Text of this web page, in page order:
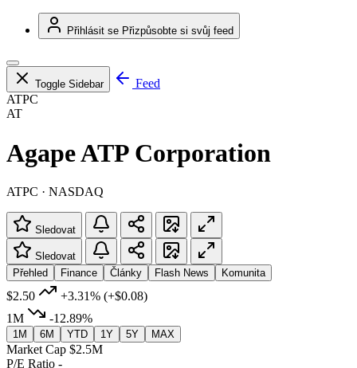
Přihlásit se Přizpůsobte si svůj feed
Toggle Sidebar
Feed
ATPC
AT
Agape ATP Corporation
ATPC · NASDAQ
Sledovat
Sledovat
Přehled
Finance Články Flash News Komunita
$2.50 +3.31% (+$0.08)
1M
-12.89%
1M 6M YTD 1Y 5Y MAX
Market Cap $2.5M
P/E Ratio -